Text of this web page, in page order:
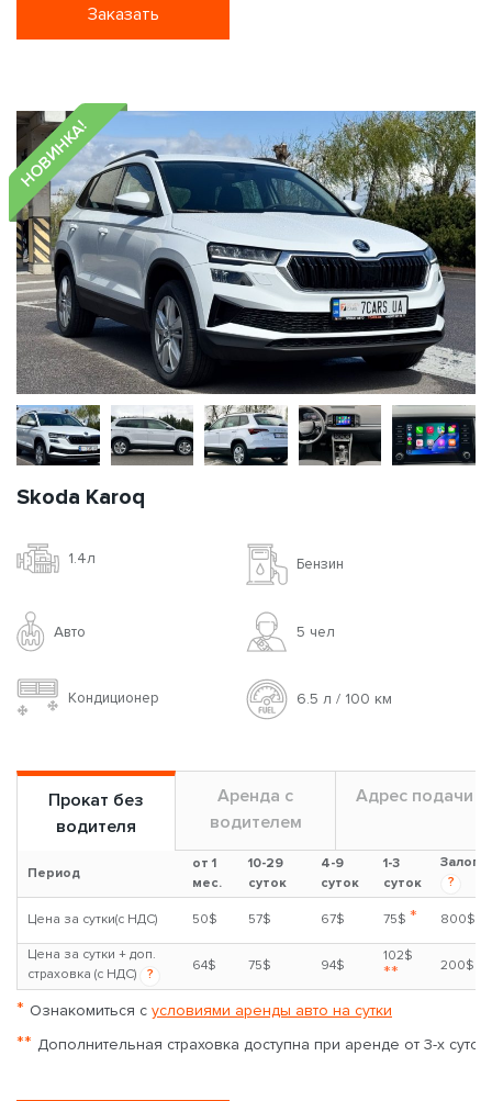
Заказать
НОВИНКА!
Skoda Karoq
1.4л Бензин
Авто 5 чел
Кондиционер 6.5 л / 100 км
Прокат без
водителя
Аренда с
водителем
Адрес подачи
Период
от 1
мес.
10-29
суток
4-9
суток
1-3
суток
Залог
?
Цена за сутки(с НДС) 50$ 57$ 67$ 75$ * 800$
Цена за сутки + доп.
страховка (с НДС)
?
64$ 75$ 94$
102$
** 200$
* Ознакомиться с условиями аренды авто на сутки
** Дополнительная страховка доступна при аренде от 3-х суток